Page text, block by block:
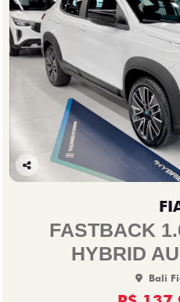
Co
FASTBACK
HYBRID
Bali